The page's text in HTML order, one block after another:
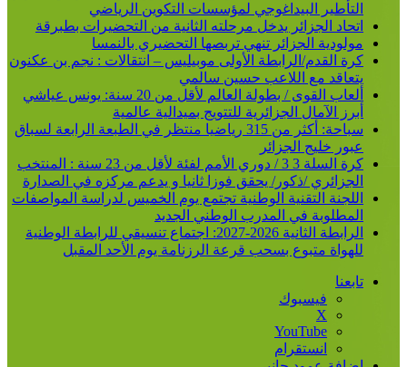
التأطير البيداغوجي لمؤسسات التكوين الرياضي
اتحاد الجزائر يدخل مرحلته الثانية من التحضيرات بطبرقة
مولودية الجزائر تنهي تربصها التحضيري بالنمسا
كرة القدم/الرابطة الأولى موبيليس – انتقالات : نجم بن عكنون
يتعاقد مع اللاعب حسين سالمي
ألعاب القوى / بطولة العالم لأقل من 20 سنة: يونس عياشي
أبرز الآمال الجزائرية للتتويج بميدالية عالمية
سباحة: أكثر من 315 رياضيا منتظر في الطبعة الرابعة لسباق
عبور خليج الجزائر
كرة السلة 3 3 / دوري الأمم لفئة لأقل من 23 سنة : المنتخب
الجزائري /ذكور/ يحقق فوزا ثانيا و يدعم مركزه في الصدارة
اللجنة التقنية الوطنية تجتمع يوم الخميس لدراسة المواصفات
المطلوبة في المدرب الوطني الجديد
الرابطة الثانية 2026-2027: اجتماع تنسيقي للرابطة الوطنية
للهواة متبوع بسحب قرعة الرزنامة يوم الأحد المقبل
تابعنا
فيسبوك
‫X
‫YouTube
انستقرام